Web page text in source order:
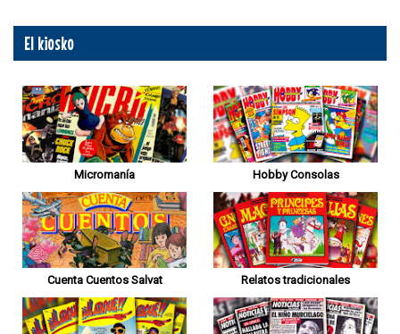
El kiosko
Micromanía Hobby Consolas
Cuenta Cuentos Salvat Relatos tradicionales